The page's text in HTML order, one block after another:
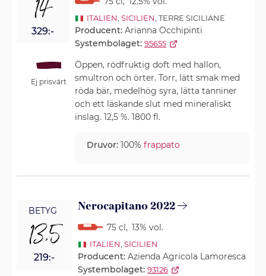
14
329:-
Ej prisvärt
ITALIEN SICILIEN , TERRE SICILIANE
Producent:Arianna Occhipinti
Systembolaget: 95655
Öppen, rödfruktig doft med hallon,
smultron och örter. Torr, lätt smak med
röda bär, medelhög syra, lätta tanniner
och ett läskande slut med mineraliskt
inslag. 12,5 %. 1800 fl.
Druvor: 100%frappato
BETYG
13,5
219:-
Nerocapitano 2022
75 cl, 13% vol.
ITALIEN SICILIEN
Producent:Azienda Agricola Lamoresca
Systembolaget: 93126